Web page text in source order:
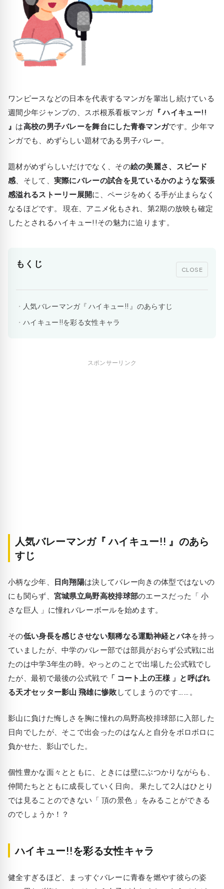
ワンピースなどの日本を代表するマンガを輩出し続けている
週間少年ジャンプの、スポ根系看板マンガ 『 ハイキュー!!
』 は高校の男子バレーを舞台にした青春マンガです。少年マ
ンガでも、めずらしい題材である男子バレー。
題材がめずらしいだけでなく、その絵の美麗さ、スピード
感 、そして、 実際にバレーの試合を見ているかのような緊張
感溢れるストーリー展開に、ページをめくる手が止まらなく
なるほどです。 現在、アニメ化もされ、第2期の放映も確定
したとされるハイキュー!!その魅力に迫ります。
もくじ
CLOSE
人気バレーマンガ『 ハイキュー!! 』のあらすじ
ハイキュー!!を彩る女性キャラ
スポンサーリンク
人気バレーマンガ『 ハイキュー!! 』のあら
すじ
小柄な少年、 日向翔陽は決してバレー向きの体型ではないの
にも関らず、 宮城県立烏野高校排球部のエースだった「 小
さな巨人 」に憧れバレーボールを始めます。
その低い身長を感じさせない類稀なる運動神経とバネを持っ
ていましたが、中学のバレー部では部員がおらず公式戦に出
たのは中学3年生の時。やっとのことで出場した公式戦でし
たが、最初で最後の公式戦で「 コート上の王様 」と呼ばれ
る天才セッター影山 飛雄に惨敗 してしまうのです……。
影山に負けた悔しさを胸に憧れの烏野高校排球部に入部した
日向でしたが、そこで出会ったのはなんと自分をボロボロに
負かせた、影山でした。
個性豊かな面々とともに、ときには壁にぶつかりながらも、
仲間たちとともに成長していく日向。 果たして2人はひとり
では見ることのできない「 頂の景色 」をみることができる
のでしょうか！？
ハイキュー!!を彩る女性キャラ
健全すぎるほど、まっすぐバレーに青春を燃やす彼らの姿